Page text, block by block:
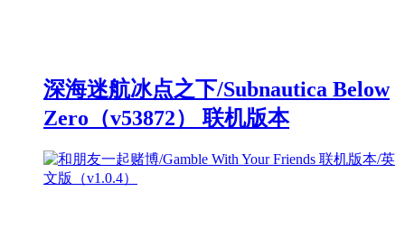
深海迷航冰点之下/Subnautica Below
Zero（v53872） 联机版本